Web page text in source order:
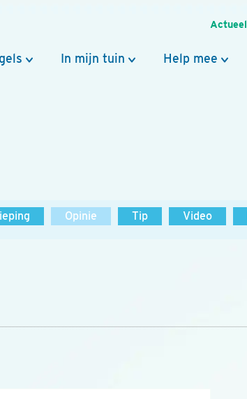
Actueel
In mijn tuin Help mee
Opinie Tip Video